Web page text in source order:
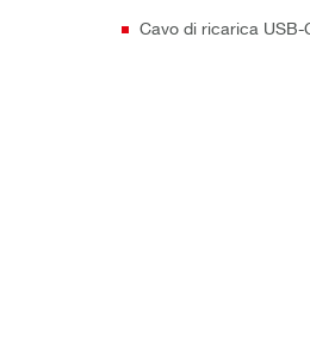
Cavo di ricarica USB-